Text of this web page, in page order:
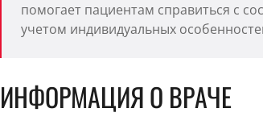
помогает пациентам справиться с
учетом индивидуальных
ИНФОРМАЦИЯ О ВРАЧЕ